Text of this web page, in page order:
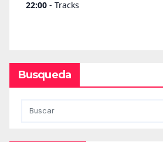
Busqueda